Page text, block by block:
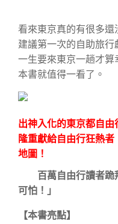
看來東京真的有很多還
建議第一次的自助旅
一生要來東京一趟才算
本書就值得一看了。
出神入化的東京都自由
隆重獻給自由行狂熱
地圖！
百萬自由行讀者跪
可怕！」
【本書亮點】